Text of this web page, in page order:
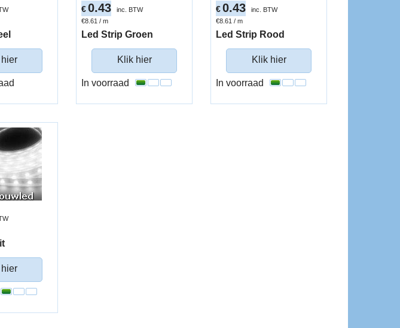
€0.43
inc. BTW
€8.61 / m
Led Strip Groen
Klik hier
In voorraad
€0.43
inc. BTW
€8.61 / m
Led Strip Rood
Klik hier
In voorraad